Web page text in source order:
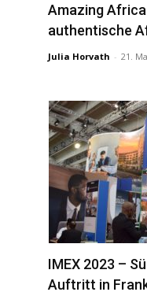
Amazing
authentische
Julia Horvath - 21.
IMEX 2023 –
Auftritt in